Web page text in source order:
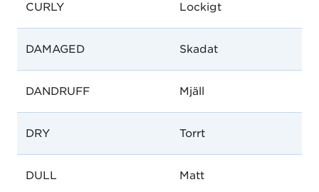
CURLY Lockigt
DAMAGED Skadat
DANDRUFF Mjäll
DRY Torrt
DULL Matt